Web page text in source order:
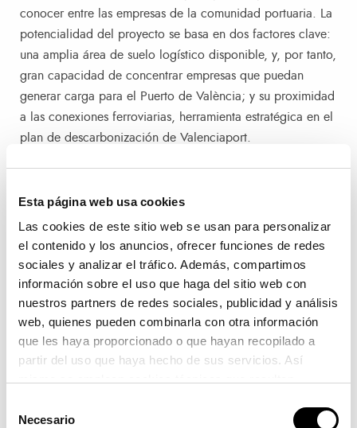
Esta página web usa cookies
Las cookies de este sitio web se usan para personalizar
el contenido y los anuncios, ofrecer funciones de redes
sociales y analizar el tráfico. Además, compartimos
información sobre el uso que haga del sitio web con
nuestros partners de redes sociales, publicidad y análisis
web, quienes pueden combinarla con otra información
que les haya proporcionado o que hayan recopilado a
partir del uso que haya hecho de sus servicios. Así
página y que son de obligada aceptación.
Necesario
conocer entre las empresas de la comunidad portuaria. La
potencialidad del proyecto se basa en dos factores clave:
una amplia área de suelo logístico disponible, y, por tanto,
gran capacidad de concentrar empresas que puedan
generar carga para el Puerto de València; y su proximidad
a las conexiones ferroviarias, herramienta estratégica en el
plan de descarbonización de Valenciaport.
Durante el encuentro, Tortosa ha explicado a Calabuig que
la Generalitat Valenciana se ha comprometido a incluir en
presupuestos un total de 5 millones de euros para la
compra de terrenos en el área logística de Valpark y que
ahora mismo son propiedad del consistorio: en total, unos
340.000 metros cuadrados de los 620.000 metros
cuadrados netos disponibles. “El proyecto de Valpark
parte con la ventaja de contar con un suelo urbanizado al
donde la demanda de suelo logístico supera a la oferta”,